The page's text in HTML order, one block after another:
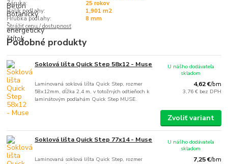
Záruka:
25 rokov
Balík podlahy:
1,901 m2
Hrúbka podlahy:
8 mm
Strážiť cenu / dostupnosť
Podobné produkty
Soklová lišta Quick Step 58x12 - Muse
Laminovaná soklová lišta Quick Step, rozmer
58x12mm, dĺžka 2,4 m, v totožných odtieňoch k
laminátovým podlahám Quick Step MUSE.
4,62 €/bm
3,76 € bez DPH
U nášho dodávateľa
skladom
Zvoliť variant
Soklová lišta Quick Step 77x14 - Muse
Laminovaná soklová lišta Quick Step, rozmer
7,25 €/bm
U nášho dodávateľa
skladom